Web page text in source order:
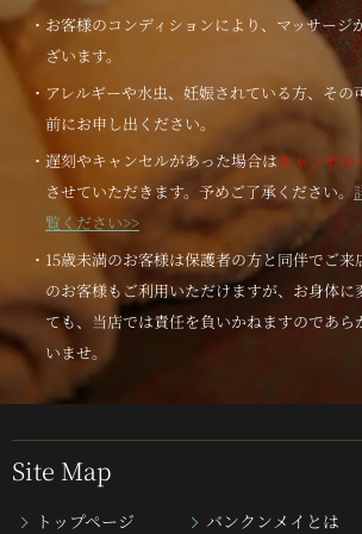
・お客様のコンディションにより、マッサージ
ざいます。
・アレルギーや水虫、妊娠されている方、そ
前にお申し出ください。
・遅刻やキャンセルがあった場合はキャンセル
させていただきます。予めご了承ください。
覧ください>>
・15歳未満のお客様は保護者の方と同伴でご
のお客様もご利用いただけますが、お身体に
ても、当店では責任を負いかねますのであら
いませ。
Site Map
トップページ
バンクンメイとは